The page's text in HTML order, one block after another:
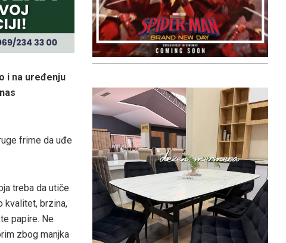
i na uređenju
frime da uđe
treba da utiče
kvalitet, brzina,
papire. Ne
zbog manjka